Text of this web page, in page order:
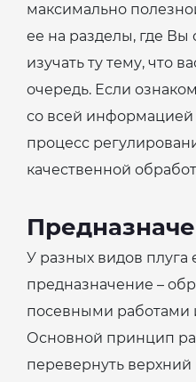
максимально
ее на разделы, где Вы
изучать ту тему, что
очередь. Если
со всей информацией
процесс
качественной
У разных видов плуга
предназначение –
посевными работами
Основной принцип
перевернуть верхний